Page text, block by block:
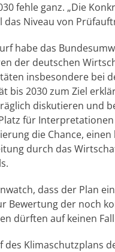
fehle ganz. „Die
Niveau von
habe das
der deutschen
insbesondere bei
bis 2030 zum Ziel
diskutieren und
für
die Chance,
durch das
dass der Plan
Bewertung der noch
dürften auf keinen
des Klimaschutzplans